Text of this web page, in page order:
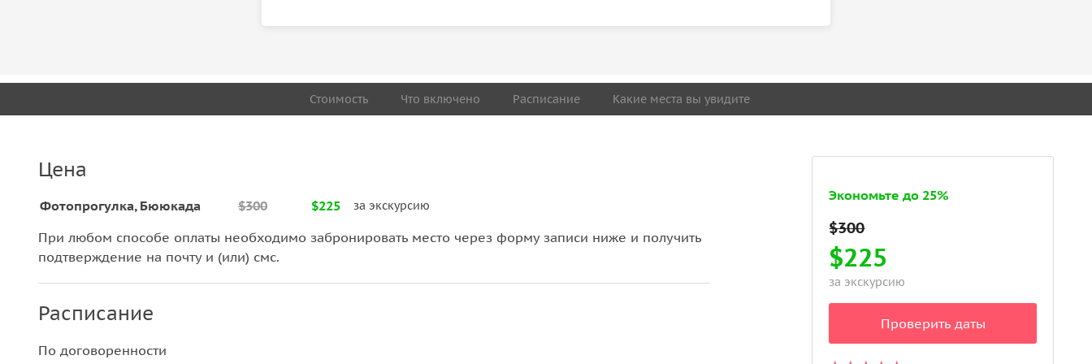
Стоимость Что включено Расписание Какие места вы увидите
Цена
Фотопрогулка, Бююкада $300 $225 за экскурсию
При любом способе оплаты необходимо забронировать место через форму записи ниже и получить
подтверждение на почту и (или) смс.
Расписание
По договоренности
Экономьте до 25%
$225
за экскурсию
Проверить даты